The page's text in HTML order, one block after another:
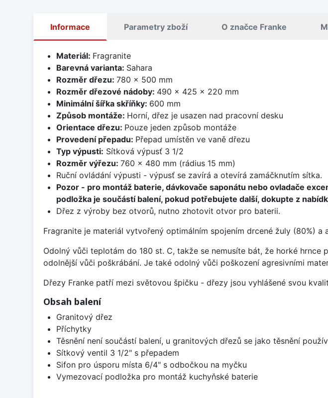
Informace Parametry zboží O značce Franke
Materiál: Fragranite
Barevná varianta: Sahara
Rozměr dřezu: 780 x 500 mm
Rozměr dřezové nádoby: 490 x 425 x 220 mm
Minimální šířka skříňky: 600 mm
Způsob montáže: Horní, dřez je usazen nad pracovní desku
Orientace dřezu: Pouze jeden způsob montáže
Provedení přepadu: Přepad umístěn ve vaně dřezu
Typ výpusti: Sítková výpusť 3 1/2
Rozměr výřezu: 760 x 480 mm (rádius 15 mm)
Ruční ovládání výpusti - výpusť se zavírá a otevírá zamáčknutím sítka.
Pozor - pro montáž baterie, dávkovače saponátu nebo ovladače
podložka je součástí balení, pokud potřebujete další, dokupte z
Dřez z výroby bez otvorů, nutno zhotovit otvor pro baterii.
Fragranite je materiál vytvořený optimálním spojením drcené žuly (80%)
Odolný vůči teplotám do 180 st. C, takže se nemusíte bát, že horké
odolnější vůči poškrábání. Je také odolný vůči poškození agresivními
Dřezy Franke patří mezi světovou špičku - dřezy jsou vyhlášené svou
Obsah balení
Granitový dřez
Příchytky
Těsnění není součástí balení, u granitových dřezů se jako těsnění
Sítkový ventil 3 1/2" s přepadem
Sifon pro úsporu místa 6/4" s odbočkou na myčku
Vymezovací podložka pro montáž kuchyňské baterie